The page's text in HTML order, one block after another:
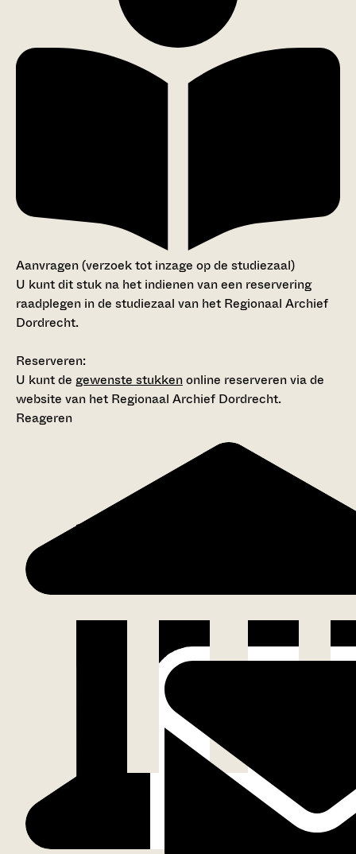
Aanvragen (verzoek tot inzage op de studiezaal)
U kunt dit stuk na het indienen van een reservering
raadplegen in de studiezaal van het Regionaal Archief
Dordrecht.
Reserveren:
U kunt de gewenste stukkenonline reserveren via de
website van het Regionaal Archief Dordrecht.
Reageren